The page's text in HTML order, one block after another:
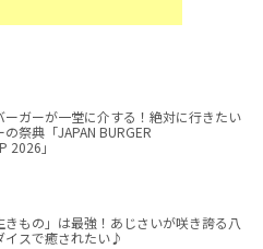
ーガーが一堂に介する！絶対に行きたい
祭典「JAPAN BURGER
2026」
きもの」は最強！あじさいが咲き誇る八
イスで癒されたい♪